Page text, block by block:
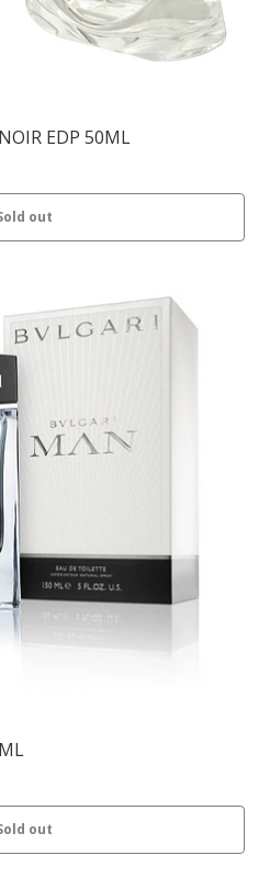
EDP 50ML
out
out